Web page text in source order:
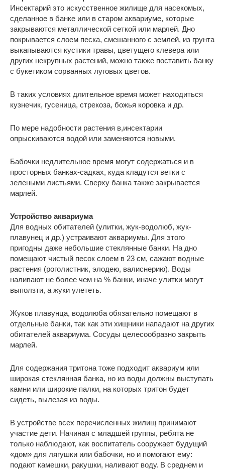
Инсектарий это искусственное жилище для насекомых,
сделанное в банке или в старом аквариуме, которые
закрываются металлической сеткой или марлей. Дно
покрывается слоем песка, смешанного с землей, из грунта
выкапываются кустики травы, цветущего клевера или
других некрупных растений, можно также поставить банку
с букетиком сорванных луговых цветов.
В таких условиях длительное время может находиться
кузнечик, гусеница, стрекоза, божья коровка и др.
По мере надобности растения в,инсектарии
опрыскиваются водой или заменяются новыми.
Бабочки недлительное время могут содержаться и в
просторных банках-садках, куда кладутся ветки с
зелеными листьями. Сверху банка также закрывается
марлей.
Устройство аквариума
Для водных обитателей (улитки, жук-водолюб, жук-
плавунец и др.) устраивают аквариумы. Для этого
пригодны даже небольшие стеклянные банки. На дно
помещают чистый песок слоем в 23 см, сажают водные
растения (роголистник, элодею, валиснерию). Воды
наливают не более чем на % банки, иначе улитки могут
выползти, а жуки улететь.
Жуков плавунца, водолюба обязательно помещают в
отдельные банки, так как эти хищники нападают на других
обитателей аквариума. Сосуды целесообразно закрыть
марлей.
Для содержания тритона тоже подходит аквариум или
широкая стеклянная банка, но из воды должны выступать
камни или широкие палки, на которых тритон будет
сидеть, вылезая из воды.
В устройстве всех перечисленных жилищ принимают
участие дети. Начиная с младшей группы, ребята не
только наблюдают, как воспитатель сооружает будущий
«дом» для лягушки или бабочки, но и помогают ему:
подают камешки, ракушки, наливают воду. В среднем и